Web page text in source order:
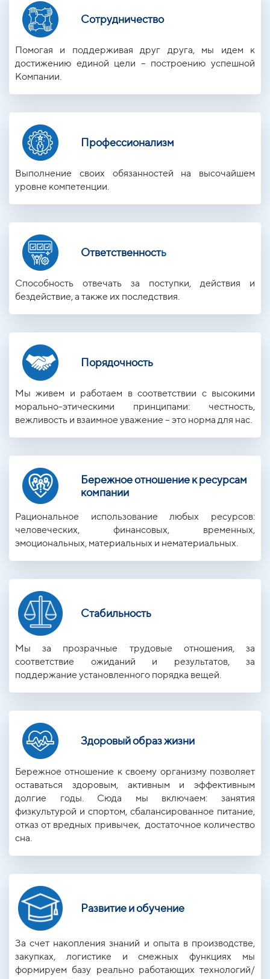
Сотрудничество
Помогая и поддерживая друг друга, мы идем к
достижению единой цели – построению успешной
Компании.
Профессионализм
Выполнение своих обязанностей на высочайшем
уровне компетенции.
Ответственность
Способность отвечать за поступки, действия и
бездействие, а также их последствия.
Порядочность
Мы живем и работаем в соответствии с высокими
морально-этическими принципами: честность,
вежливость и взаимное уважение – это норма для нас.
Бережное отношение к ресурсам
компании
Рациональное использование любых ресурсов:
человеческих, финансовых, временных,
эмоциональных, материальных и нематериальных.
Стабильность
Мы за прозрачные трудовые отношения, за
соответствие ожиданий и результатов, за
поддержание установленного порядка вещей.
Здоровый образ жизни
Бережное отношение к своему организму позволяет
оставаться здоровым, активным и эффективным
долгие годы. Сюда мы включаем: занятия
физкультурой и спортом, сбалансированное питание,
отказ от вредных привычек, достаточное количество
сна.
Развитие и обучение
За счет накопления знаний и опыта в производстве,
закупках, логистике и смежных функциях мы
формируем базу реально работающих технологий/